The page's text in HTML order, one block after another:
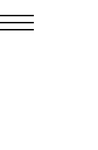
ツに進む